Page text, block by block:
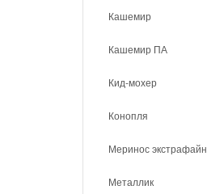
Кашемир
Кашемир ПА
Кид-мохер
Конопля
Меринос экстрафайн
Металлик